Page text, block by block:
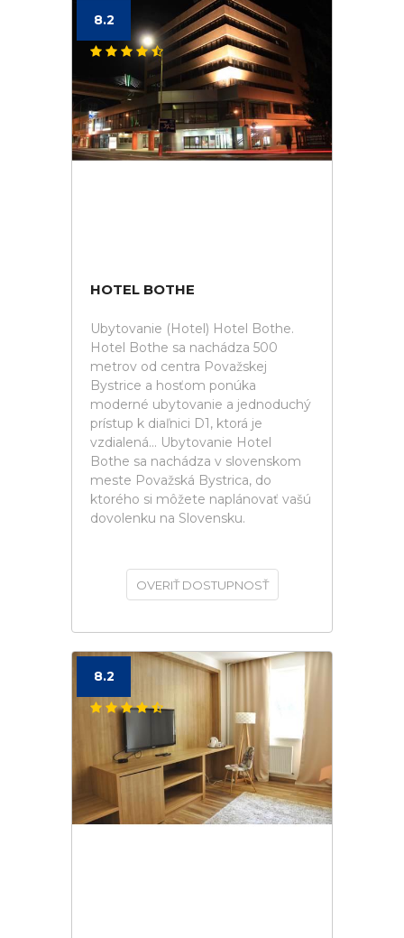
8.2
HOTEL BOTHE
Ubytovanie (Hotel) Hotel Bothe.
Hotel Bothe sa nachádza 500
metrov od centra Považskej
Bystrice a hosťom ponúka
moderné ubytovanie a jednoduchý
prístup k diaľnici D1, ktorá je
vzdialená... Ubytovanie Hotel
Bothe sa nachádza v slovenskom
meste Považská Bystrica, do
ktorého si môžete naplánovať vašú
dovolenku na Slovensku.
OVERIŤ DOSTUPNOSŤ
8.2